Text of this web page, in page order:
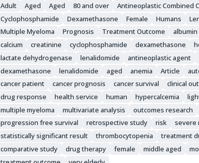
Sretenovic, Aleksandra
Sevastoudi, Angeliki
Batinic, Josip
Barbu, Sinziana
Roussou, Maria
Gavriatopoulou, Maria
Terpos, Evangelos
Dimopoulos, Meletios A.
Adult Aged Aged 80 and over Antineoplastic Combined
Cyclophosphamide
Dexamethasone Female Humans
Multiple Myeloma
Prognosis Treatment Outcome albumin
calcium
creatinine cyclophosphamide dexamethasone
lactate dehydrogenase
lenalidomide antineoplastic agent
dexamethasone
lenalidomide aged anemia Article
cancer patient
cancer prognosis cancer survival clinical
drug response
health service human hypercalcemia
multiple myeloma
multivariate analysis outcomes research
progression free survival
retrospective study risk severe
statistically significant result
thrombocytopenia treatment
comparative study
drug therapy female middle aged